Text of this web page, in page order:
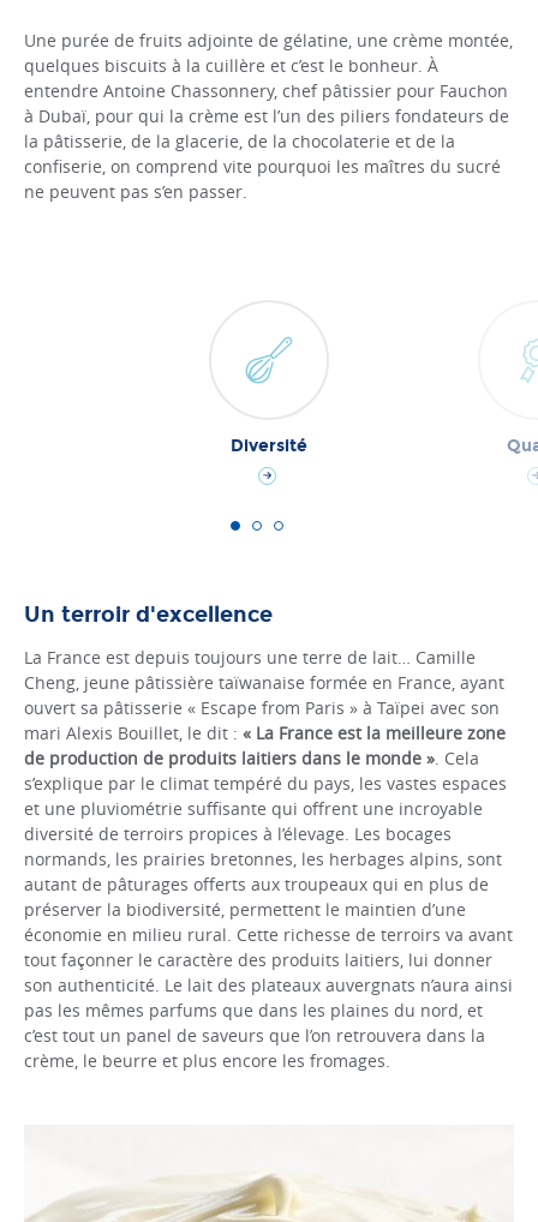
Une purée de fruits adjointe de gélatine, une crème montée,
quelques biscuits à la cuillère et c’est le bonheur. À
entendre Antoine Chassonnery, chef pâtissier pour Fauchon
à Dubaï, pour qui la crème est l’un des piliers fondateurs de
la pâtisserie, de la glacerie, de la chocolaterie et de la
confiserie, on comprend vite pourquoi les maîtres du sucré
ne peuvent pas s’en passer.
Diversité
Un terroir d'excellence
La France est depuis toujours une terre de lait… Camille
Cheng, jeune pâtissière taïwanaise formée en France, ayant
ouvert sa pâtisserie « Escape from Paris » à Taïpei avec son
mari Alexis Bouillet, le dit : « La France est la meilleure zone
de production de produits laitiers dans le monde ». Cela
s’explique par le climat tempéré du pays, les vastes espaces
et une pluviométrie suffisante qui offrent une incroyable
diversité de terroirs propices à l’élevage. Les bocages
normands, les prairies bretonnes, les herbages alpins, sont
autant de pâturages offerts aux troupeaux qui en plus de
préserver la biodiversité, permettent le maintien d’une
économie en milieu rural. Cette richesse de terroirs va avant
tout façonner le caractère des produits laitiers, lui donner
son authenticité. Le lait des plateaux auvergnats n’aura ainsi
pas les mêmes parfums que dans les plaines du nord, et
c’est tout un panel de saveurs que l’on retrouvera dans la
crème, le beurre et plus encore les fromages.